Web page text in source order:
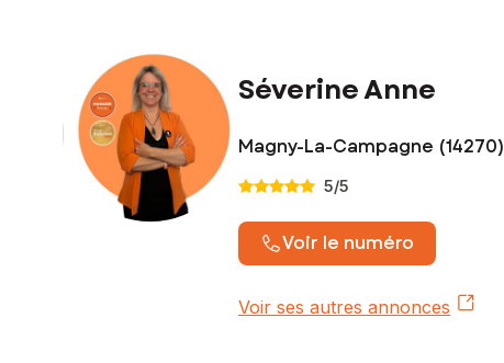
Séverine Anne
Magny-La-Campagne (14270)
5/5
Voir le numéro
Voir ses autres annonces